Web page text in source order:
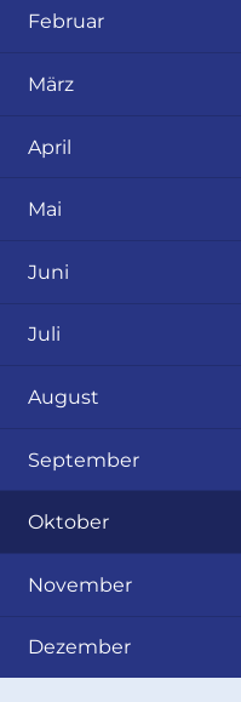
Februar
März
April
Mai
Juni
Juli
August
September
Oktober
November
Dezember